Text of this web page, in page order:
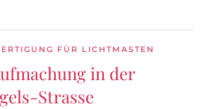
FÜR LICHTMASTEN
in der
Strasse